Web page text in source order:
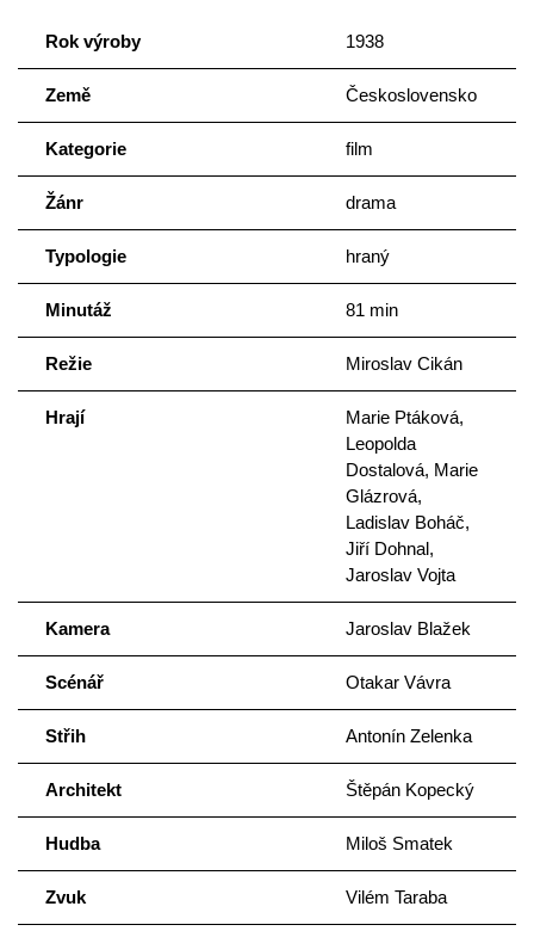
Rok výroby 1938
Země Československo
Kategorie film
Žánr drama
Typologie hraný
Minutáž 81 min
Režie Miroslav Cikán
Hrají
Marie Ptáková,
Leopolda
Dostalová, Marie
Glázrová,
Ladislav Boháč,
Jiří Dohnal,
Jaroslav Vojta
Kamera Jaroslav Blažek
Scénář Otakar Vávra
Střih Antonín Zelenka
Architekt Štěpán Kopecký
Hudba Miloš Smatek
Zvuk Vilém Taraba